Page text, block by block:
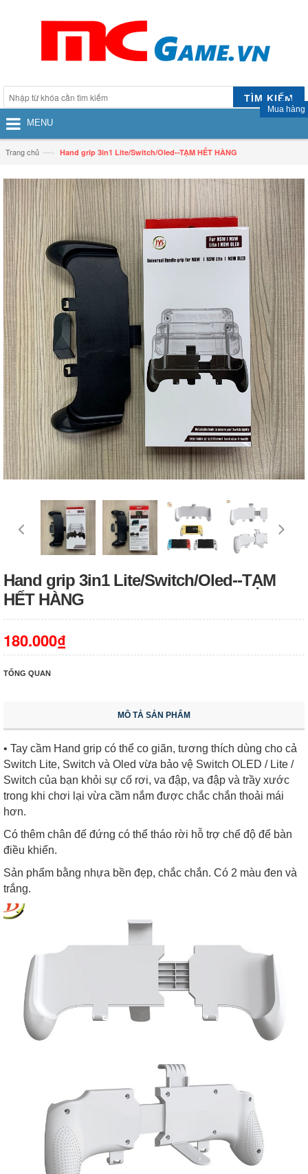
TÌM KIẾM
Mua hàng
MENU
Trang chủ —› Hand grip 3in1 Lite/Switch/Oled--TẠM HẾT HÀNG
Hand grip 3in1 Lite/Switch/Oled--TẠM
HẾT HÀNG
180.000₫
TỔNG QUAN
MÔ TẢ SẢN PHẨM
• Tay cầm Hand grip có thể co giãn, tương thích dùng cho cả
Switch Lite, Switch và Oled vừa bảo vệ Switch OLED / Lite /
Switch của bạn khỏi sự cố rơi, va đập, va đập và trầy xước
trong khi chơi lại vừa cầm nắm được chắc chắn thoải mái
hơn.
Có thêm chân đế đứng có thể tháo rời hỗ trợ chế độ để bàn
điều khiển.
Sản phẩm bằng nhựa bền đẹp, chắc chắn. Có 2 màu đen và
trắng.